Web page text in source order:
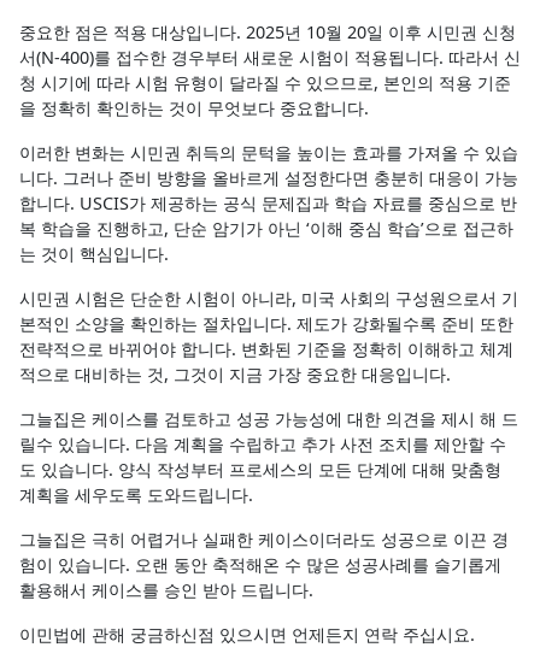
중요한 점은 적용 대상입니다. 2025년 10월 20일 이후 시민권 신청
서(N-400)를 접수한 경우부터 새로운 시험이 적용됩니다. 따라서 신
청 시기에 따라 시험 유형이 달라질 수 있으므로, 본인의 적용 기준
을 정확히 확인하는 것이 무엇보다 중요합니다.
이러한 변화는 시민권 취득의 문턱을 높이는 효과를 가져올 수 있습
니다. 그러나 준비 방향을 올바르게 설정한다면 충분히 대응이 가능
합니다. USCIS가 제공하는 공식 문제집과 학습 자료를 중심으로 반
복 학습을 진행하고, 단순 암기가 아닌 ‘이해 중심 학습’으로 접근하
는 것이 핵심입니다.
시민권 시험은 단순한 시험이 아니라, 미국 사회의 구성원으로서 기
본적인 소양을 확인하는 절차입니다. 제도가 강화될수록 준비 또한
전략적으로 바뀌어야 합니다. 변화된 기준을 정확히 이해하고 체계
적으로 대비하는 것, 그것이 지금 가장 중요한 대응입니다.
그늘집은 케이스를 검토하고 성공 가능성에 대한 의견을 제시 해 드
릴수 있습니다. 다음 계획을 수립하고 추가 사전 조치를 제안할 수
도 있습니다. 양식 작성부터 프로세스의 모든 단계에 대해 맞춤형
계획을 세우도록 도와드립니다.
그늘집은 극히 어렵거나 실패한 케이스이더라도 성공으로 이끈 경
험이 있습니다. 오랜 동안 축적해온 수 많은 성공사례를 슬기롭게
활용해서 케이스를 승인 받아 드립니다.
이민법에 관해 궁금하신점 있으시면 언제든지 연락 주십시요.